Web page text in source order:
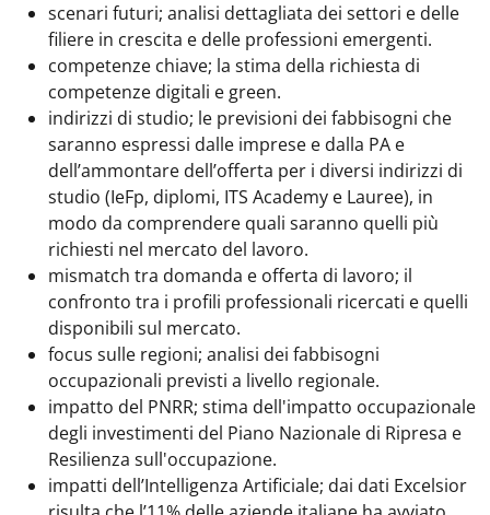
scenari futuri; analisi dettagliata dei settori e delle
filiere in crescita e delle professioni emergenti.
competenze chiave; la stima della richiesta di
competenze digitali e green.
indirizzi di studio; le previsioni dei fabbisogni che
saranno espressi dalle imprese e dalla PA e
dell’ammontare dell’offerta per i diversi indirizzi di
studio (IeFp, diplomi, ITS Academy e Lauree), in
modo da comprendere quali saranno quelli più
richiesti nel mercato del lavoro.
mismatch tra domanda e offerta di lavoro; il
confronto tra i profili professionali ricercati e quelli
disponibili sul mercato.
focus sulle regioni; analisi dei fabbisogni
occupazionali previsti a livello regionale.
impatto del PNRR; stima dell'impatto occupazionale
degli investimenti del Piano Nazionale di Ripresa e
Resilienza sull'occupazione.
impatti dell’Intelligenza Artificiale; dai dati Excelsior